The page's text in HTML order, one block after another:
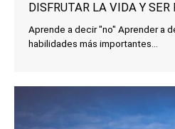
DISFRUTAR LA VIDA Y SER
Aprende a decir "no" Aprender a
habilidades más importantes...